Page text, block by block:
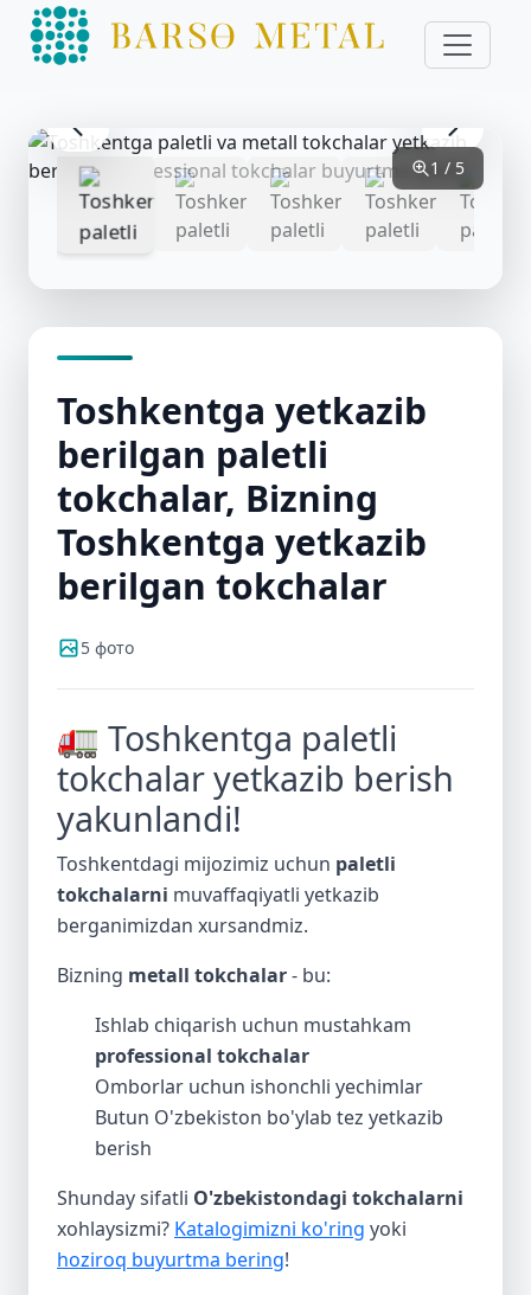
1 / 5
Toshkentga yetkazib
berilgan paletli
tokchalar, Bizning
Toshkentga yetkazib
berilgan tokchalar
5 фото
🚛 Toshkentga paletli
tokchalar yetkazib berish
yakunlandi!
Toshkentdagi mijozimiz uchun paletli
tokchalarni muvaffaqiyatli yetkazib
berganimizdan xursandmiz.
Bizning metall tokchalar- bu:
Ishlab chiqarish uchun mustahkam
professional tokchalar
Omborlar uchun ishonchli yechimlar
Butun O'zbekiston bo'ylab tez yetkazib
berish
Shunday sifatli O'zbekistondagi tokchalarni
xohlaysizmi? Katalogimizni ko'ring yoki
hoziroq buyurtma bering!